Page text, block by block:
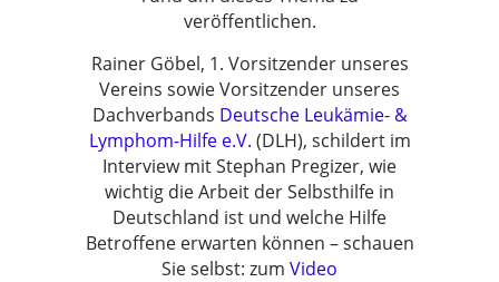
veröffentlichen.
Rainer Göbel, 1. Vorsitzender unseres
Vereins sowie Vorsitzender unseres
Dachverbands Deutsche Leukämie- &
Lymphom-Hilfe e.V. (DLH), schildert im
Interview mit Stephan Pregizer, wie
wichtig die Arbeit der Selbsthilfe in
Deutschland ist und welche Hilfe
Betroffene erwarten können – schauen
Sie selbst: zum Video